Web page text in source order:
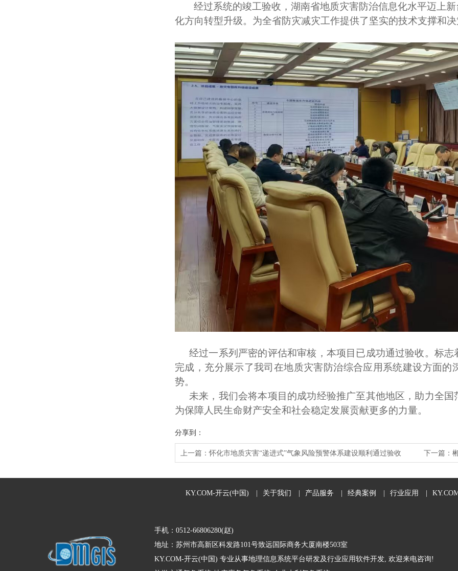
经过系统的竣工验收，湖南省地质灾害防治信息化水平迈上
化方向转型升级。为全省防灾减灾工作提供了坚实的技术支撑和
经过一系列严密的评估和审核，本项目已成功通过验收。标
完成，充分展示了我司在地质灾害防治综合应用系统建设方面
势。
未来，我们会将本项目的成功经验推广至其他地区，助力全
为保障人民生命财产安全和社会稳定发展贡献更多的力量。
分享到：
上一篇：怀化市地质灾害“递进式”气象风险预警体系建设顺利通过验收 下一篇：
KY.COM-开云(中国) 关于我们 产品服务 经典案例 行业应用
手机：0512-66806280(赵)
地址：苏州市高新区科发路101号致远国际商务大厦南楼503室
KY.COM-开云(中国) 专业从事地理信息系统平台研发及行业应用软件开发, 欢迎来电咨询!